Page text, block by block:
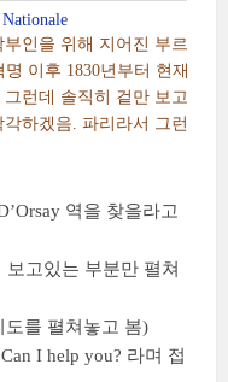
인을 위해 지어진 부르
명 이후 1830년부터 현재
런데 솔직히 겉만 보고
하겠음. 파리라서 그런
역을 찾을라고
고있는 부분만 펼쳐
도를 펼쳐놓고 봄)
I help you? 라며 접